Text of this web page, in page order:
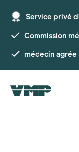
Service privé
Commission
médecin agrée